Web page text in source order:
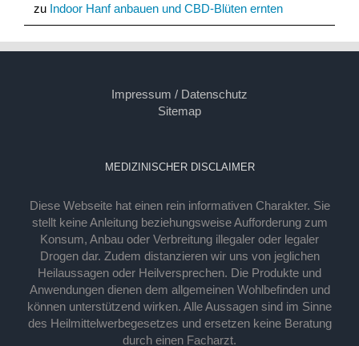
zu Indoor Hanf anbauen und CBD-Blüten ernten
Impressum / Datenschutz
Sitemap
MEDIZINISCHER DISCLAIMER
Diese Webseite hat einen rein informativen Charakter. Sie
stellt keine Anleitung beziehungsweise Aufforderung zum
Konsum, Anbau oder Verbreitung illegaler oder legaler
Drogen dar. Zudem distanzieren wir uns von jeglichen
Heilaussagen oder Heilversprechen. Die Produkte und
Anwendungen dienen dem allgemeinen Wohlbefinden und
können unterstützend wirken. Alle Aussagen sind im Sinne
des Heilmittelwerbegesetzes und ersetzen keine Beratung
durch einen Facharzt.